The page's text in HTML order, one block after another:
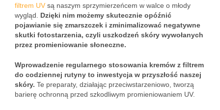
filtrem UV są naszym sprzymierzeńcem w walce o młody
wygląd. Dzięki nim możemy skutecznie opóźnić
pojawianie się zmarszczek i zminimalizować negatywne
skutki fotostarzenia, czyli uszkodzeń skóry wywołanych
przez promieniowanie słoneczne.
Wprowadzenie regularnego stosowania kremów z filtrem
do codziennej rutyny to inwestycja w przyszłość naszej
skóry. Te preparaty, działając przeciwstarzeniowo, tworzą
barierę ochronną przed szkodliwym promieniowaniem UV.